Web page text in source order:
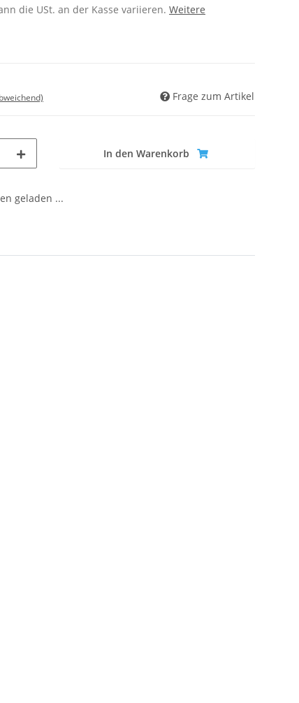
die USt. an der Kasse variieren. Weitere
Frage zum Artikel
In den Warenkorb
geladen ...